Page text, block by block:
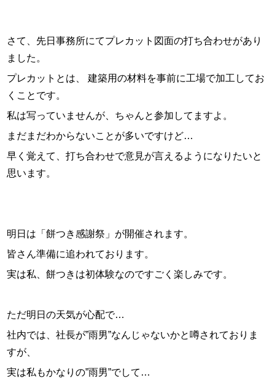
さて、先日事務所にてプレカット図面の打ち合わせがあり
ました。
プレカットとは、 建築用の材料を事前に工場で加工してお
くことです。
私は写っていませんが、ちゃんと参加してますよ。
まだまだわからないことが多いですけど…
早く覚えて、打ち合わせで意見が言えるようになりたいと
思います。
明日は「餅つき感謝祭」が開催されます。
皆さん準備に追われております。
実は私、餅つきは初体験なのですごく楽しみです。
ただ明日の天気が心配で…
社内では、社長が”雨男”なんじゃないかと噂されておりま
すが、
実は私もかなりの”雨男”でして…